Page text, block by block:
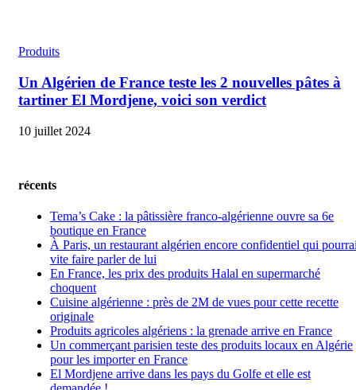
Produits
Un Algérien de France teste les 2 nouvelles pâtes à
tartiner El Mordjene, voici son verdict
10 juillet 2024
récents
Tema’s Cake : la pâtissière franco-algérienne ouvre sa 6e
boutique en France
À Paris, un restaurant algérien encore confidentiel qui
vite faire parler de lui
En France, les prix des produits Halal en supermarché
choquent
Cuisine algérienne : près de 2M de vues pour cette recette
originale
Produits agricoles algériens : la grenade arrive en France
Un commerçant parisien teste des produits locaux en Algérie
pour les importer en France
El Mordjene arrive dans les pays du Golfe et elle est